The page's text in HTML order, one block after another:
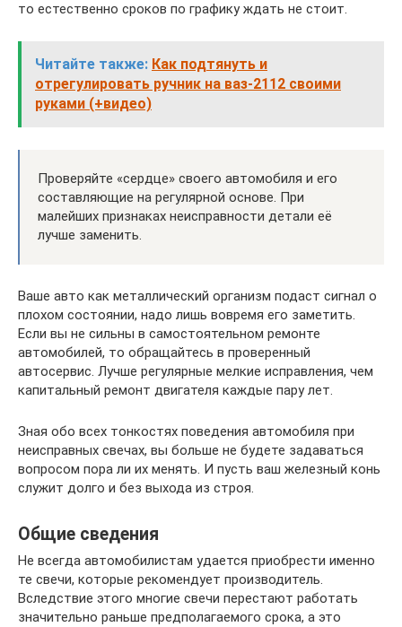
то естественно сроков по графику ждать не стоит.
Читайте также: Как подтянуть и
отрегулировать ручник на ваз-2112 своими
руками (+видео)
Проверяйте «сердце» своего автомобиля и его
составляющие на регулярной основе. При
малейших признаках неисправности детали её
лучше заменить.
Ваше авто как металлический организм подаст сигнал о
плохом состоянии, надо лишь вовремя его заметить.
Если вы не сильны в самостоятельном ремонте
автомобилей, то обращайтесь в проверенный
автосервис. Лучше регулярные мелкие исправления, чем
капитальный ремонт двигателя каждые пару лет.
Зная обо всех тонкостях поведения автомобиля при
неисправных свечах, вы больше не будете задаваться
вопросом пора ли их менять. И пусть ваш железный конь
служит долго и без выхода из строя.
Общие сведения
Не всегда автомобилистам удается приобрести именно
те свечи, которые рекомендует производитель.
Вследствие этого многие свечи перестают работать
значительно раньше предполагаемого срока, а это